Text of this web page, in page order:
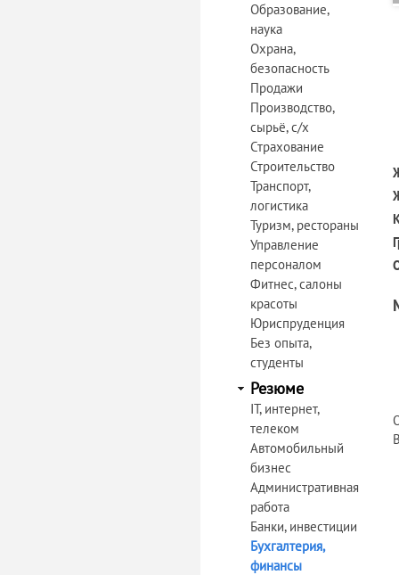
Образование,
наука
Охрана,
безопасность
Продажи
Производство,
сырьё, с/х
Страхование
Строительство
Транспорт,
логистика
Туризм, рестораны
Управление
персоналом
Фитнес, салоны
красоты
Юриспруденция
Без опыта,
студенты
Резюме
IT, интернет,
телеком
Автомобильный
бизнес
Административная
работа
Банки, инвестиции
Бухгалтерия,
финансы